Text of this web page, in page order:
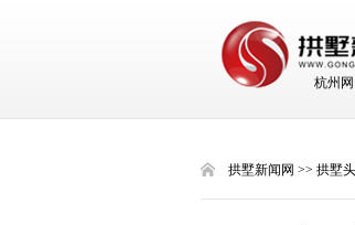
杭州
拱墅新闻网 >> 拱墅